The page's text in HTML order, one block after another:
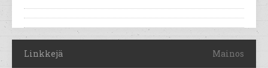
Linkkejä Mainos